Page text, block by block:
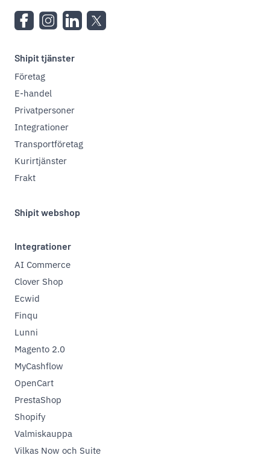
Shipit tjänster
Företag
E-handel
Privatpersoner
Integrationer
Transportföretag
Kurirtjänster
Frakt
Shipit webshop
Integrationer
AI Commerce
Clover Shop
Ecwid
Finqu
Lunni
Magento 2.0
MyCashflow
OpenCart
PrestaShop
Shopify
Valmiskauppa
Vilkas Now och Suite